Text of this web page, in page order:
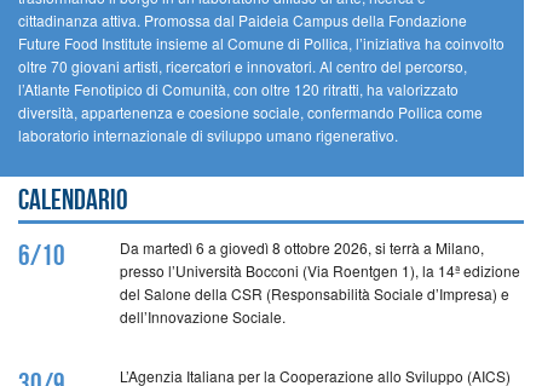
cittadinanza attiva. Promossa dal Paideia Campus della Fondazione
Future Food Institute insieme al Comune di Pollica, l’iniziativa ha coinvolto
oltre 70 giovani artisti, ricercatori e innovatori. Al centro del percorso,
l’Atlante Fenotipico di Comunità, con oltre 120 ritratti, ha valorizzato
diversità, appartenenza e coesione sociale, confermando Pollica come
laboratorio internazionale di sviluppo umano rigenerativo.
Calendario
6/10
Da martedì 6 a giovedì 8 ottobre 2026, si terrà a Milano,
presso l’Università Bocconi (Via Roentgen 1), la 14ª edizione
del Salone della CSR (Responsabilità Sociale d’Impresa) e
dell’Innovazione Sociale.
L’Agenzia Italiana per la Cooperazione allo Sviluppo (AICS)